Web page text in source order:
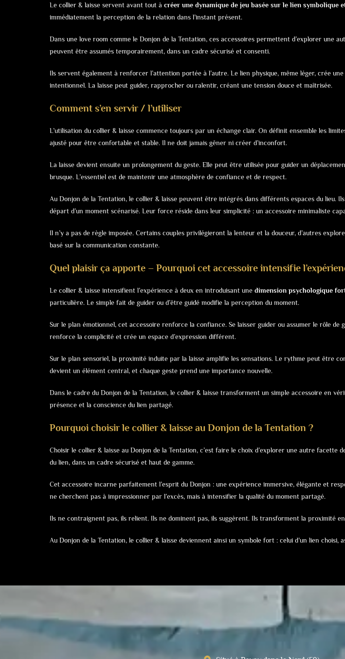
Le collier & laisse servent avant tout à créer une dynamique de jeu basée sur le lien symbolique
immédiatement la perception de la relation dans l’instant présent.
Dans une love room comme le Donjon de la Tentation, ces accessoires permettent d’explorer une
peuvent être assumés temporairement, dans un cadre sécurisé et consenti.
Ils servent également à renforcer l’attention portée à l’autre. Le lien physique, même léger, crée
intentionnel. La laisse peut guider, rapprocher ou ralentir, créant une tension douce et maîtrisée.
Comment s’en servir / l’utiliser
L’utilisation du collier & laisse commence toujours par un échange clair. On définit ensemble les
ajusté pour être confortable et stable. Il ne doit jamais gêner ni créer d’inconfort.
La laisse devient ensuite un prolongement du geste. Elle peut être utilisée pour guider un
brusque. L’essentiel est de maintenir une atmosphère de confiance et de respect.
Au Donjon de la Tentation, le collier & laisse peuvent être intégrés dans différents espaces du lieu.
départ d’un moment scénarisé. Leur force réside dans leur simplicité : un accessoire minimaliste
Il n’y a pas de règle imposée. Certains couples privilégieront la lenteur et la douceur, d’autres
basé sur la communication constante.
Quel plaisir ça apporte – Pourquoi cet accessoire intensifie
Le collier & laisse intensifient l’expérience à deux en introduisant une dimension psychologique
particulière. Le simple fait de guider ou d’être guidé modifie la perception du moment.
Sur le plan émotionnel, cet accessoire renforce la confiance. Se laisser guider ou assumer le rôle
renforce la complicité et crée un espace d’expression différent.
Sur le plan sensoriel, la proximité induite par la laisse amplifie les sensations. Le rythme peut être
devient un élément central, et chaque geste prend une importance nouvelle.
Dans le cadre du Donjon de la Tentation, le collier & laisse transforment un simple accessoire en
présence et la conscience du lien partagé.
Pourquoi choisir le collier & laisse au Donjon de la Tentation ?
Choisir le collier & laisse au Donjon de la Tentation, c’est faire le choix d’explorer une autre facette
du lien, dans un cadre sécurisé et haut de gamme.
Cet accessoire incarne parfaitement l’esprit du Donjon : une expérience immersive, élégante et
ne cherchent pas à impressionner par l’excès, mais à intensifier la qualité du moment partagé.
Ils ne contraignent pas, ils relient. Ils ne dominent pas, ils suggèrent. Ils transforment la proximité
Au Donjon de la Tentation, le collier & laisse deviennent ainsi un symbole fort : celui d’un lien choisi,